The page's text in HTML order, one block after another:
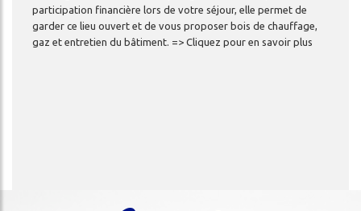
participation financière lors de votre séjour, elle permet de
garder ce lieu ouvert et de vous proposer bois de chauffage,
gaz et entretien du bâtiment. => Cliquez pour en savoir plus